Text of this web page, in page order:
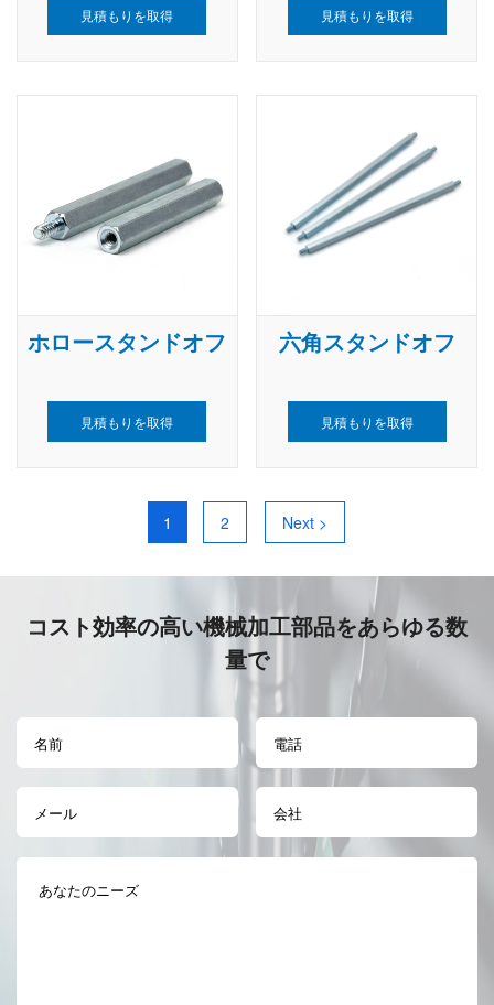
見積もりを取得 見積もりを取得
ホロースタンドオフ
見積もりを取得
六角スタンドオフ
見積もりを取得
1 2 Next >
コスト効率の高い機械加工部品をあらゆる数
量で